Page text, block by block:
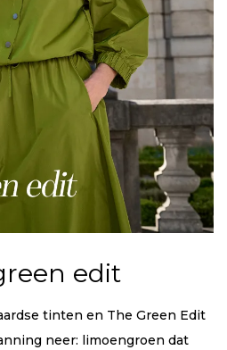
edit
tinten en The Green Edit
neer: limoengroen dat